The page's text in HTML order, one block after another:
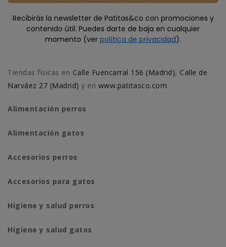
Recibirás la newsletter de Patitas&co con promociones y
contenido útil. Puedes darte de baja en cualquier
momento (ver política de privacidad).
Tiendas físicas en Calle Fuencarral 156 (Madrid), Calle de
Narváez 27 (Madrid) y en www.patitasco.com
Alimentación perros
Alimentación gatos
Accesorios perros
Accesorios para gatos
Higiene y salud perros
Higiene y salud gatos